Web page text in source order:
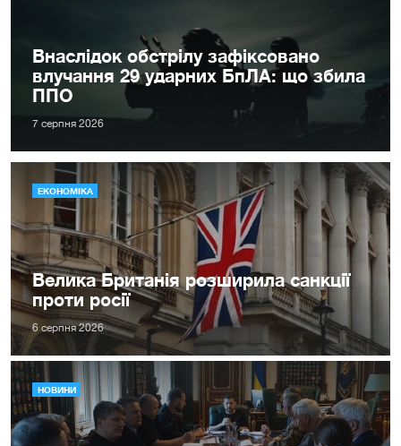
Внаслідок обстрілу зафіксовано
влучання 29 ударних БпЛА: що збила
ППО
7 серпня 2026
ЕКОНОМІКА
Велика Британія розширила санкції
проти росії
6 серпня 2026
НОВИНИ